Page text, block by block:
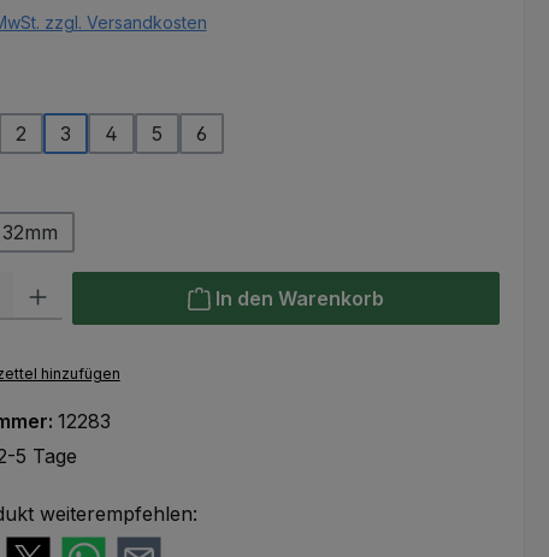
zzgl. Versandkosten
2 3 4 5 6
32mm
Gib den gewünschten Wert ein oder benutze die Schaltflächen
In den Warenkorb
hinzufügen
12283
5 Tage
weiterempfehlen: